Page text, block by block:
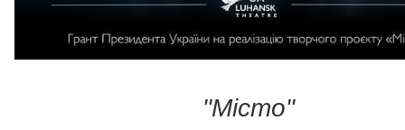
"Місто"